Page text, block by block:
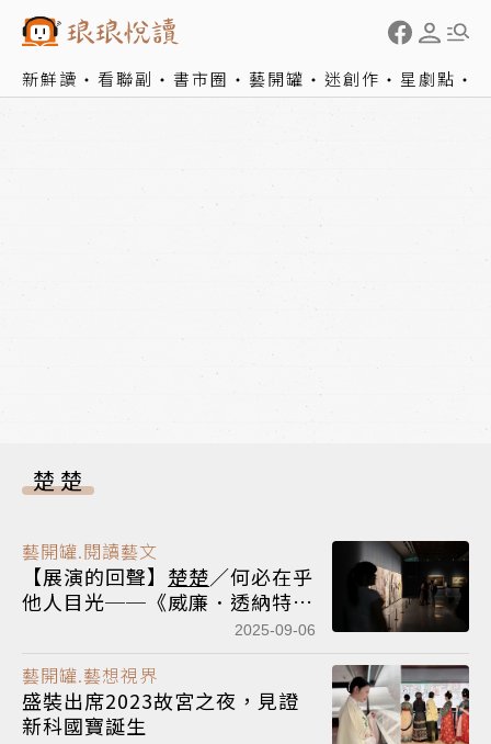
新鮮讀 看聯副 書市圈 藝開罐 迷創作 星劇點
楚楚
藝開罐.閱讀藝文
【展演的回聲】 楚楚／何必在乎
他人目光──《威廉．透納特
展：崇高的迴響》觀後感2025-09-06
藝開罐.藝想視界
盛裝出席2023故宮之夜，見證
新科國寶誕生